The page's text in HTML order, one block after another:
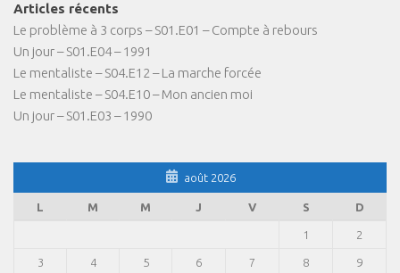
Articles récents
Le problème à 3 corps – S01.E01 – Compte à rebours
Un jour – S01.E04 – 1991
Le mentaliste – S04.E12 – La marche forcée
Le mentaliste – S04.E10 – Mon ancien moi
Un jour – S01.E03 – 1990
août 2026
L M M J V S D
1 2
3 4 5 6 7 8 9